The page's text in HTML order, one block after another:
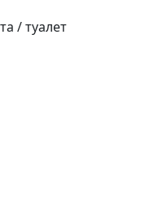
/ туалет